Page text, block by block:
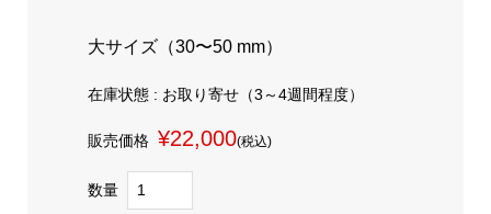
大サイズ（30〜50 mm）
在庫状態 : お取り寄せ（3～4週間程度）
販売価格 ¥22,000(税込)
数量